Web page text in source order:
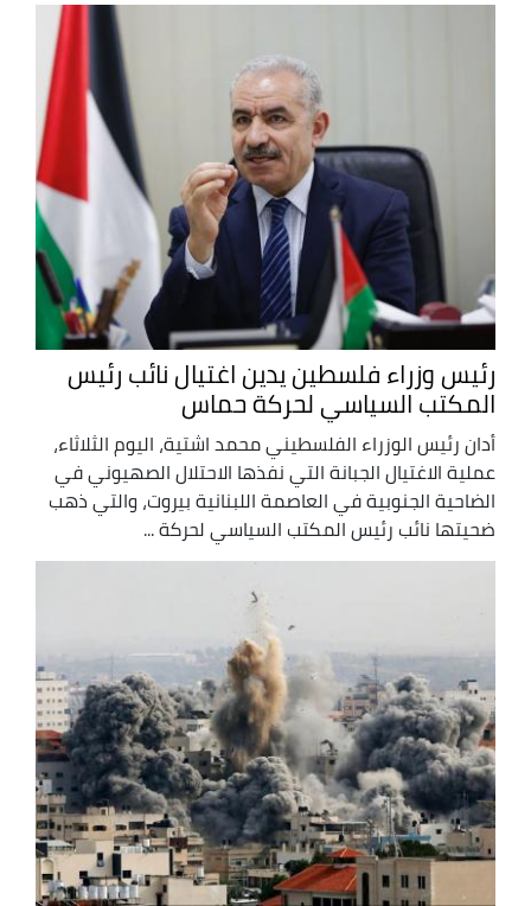
رئيس وزراء فلسطين يدين اغتيال نائب رئيس
المكتب السياسي لحركة حماس
أدان رئيس الوزراء الفلسطيني محمد اشتية، اليوم الثلاثاء،
عملية الاغتيال الجبانة التي نفذها الاحتلال الصهيوني في
الضاحية الجنوبية في العاصمة اللبنانية بيروت، والتي ذهب
ضحيتها نائب رئيس المكتب السياسي لحركة ...